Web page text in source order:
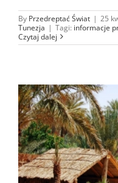
By Przedreptać Świat | 25
Tunezja | Tagi: informacje
Czytaj dalej